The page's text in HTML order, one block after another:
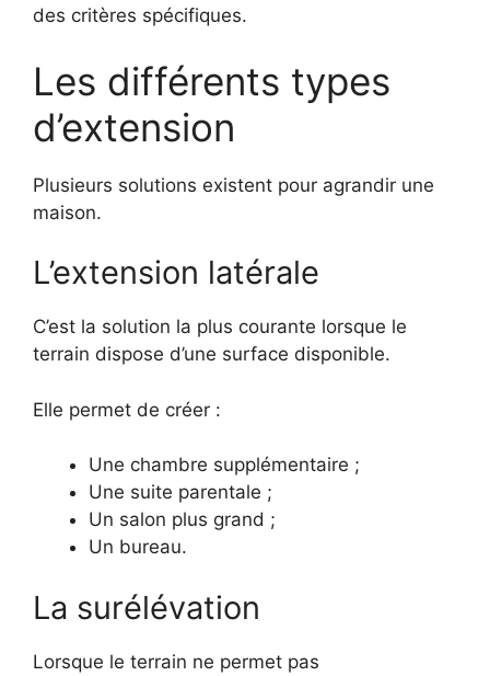
des critères spécifiques.
Les différents types
d’extension
Plusieurs solutions existent pour agrandir une
maison.
L’extension latérale
C’est la solution la plus courante lorsque le
terrain dispose d’une surface disponible.
Elle permet de créer :
Une chambre supplémentaire ;
Une suite parentale ;
Un salon plus grand ;
Un bureau.
La surélévation
Lorsque le terrain ne permet pas